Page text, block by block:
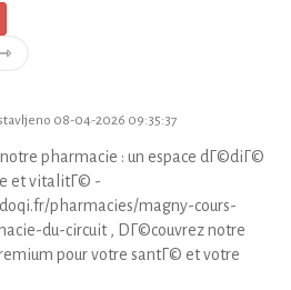
08-04-2026 09:35:37
pharmacie : un espace dГ©diГ©
et vitalitГ© -
pharmacies/magny-cours-
du-circuit , DГ©couvrez notre
pour votre santГ© et votre